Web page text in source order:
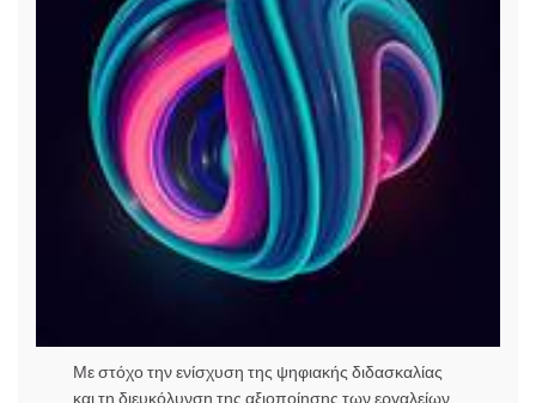
Με στόχο την ενίσχυση της ψηφιακής διδασκαλίας
και τη διευκόλυνση της αξιοποίησης των εργαλείων